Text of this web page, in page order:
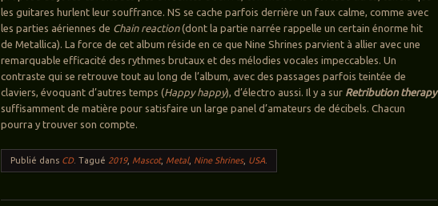
les guitares hurlent leur souffrance. NS se cache parfois derrière un faux calme, comme avec
les parties aériennes de Chain reaction(dont la partie narrée rappelle un certain énorme hit
de Metallica). La force de cet album réside en ce que Nine Shrines parvient à allier avec une
remarquable efficacité des rythmes brutaux et des mélodies vocales impeccables. Un
contraste qui se retrouve tout au long de l’album, avec des passages parfois teintée de
claviers, évoquant d’autres temps (Happy happy), d’électro aussi. Il y a sur Retribution therapy
suffisamment de matière pour satisfaire un large panel d’amateurs de décibels. Chacun
pourra y trouver son compte.
Publié dans CD.Tagué 2019, Mascot, Metal, Nine Shrines, USA